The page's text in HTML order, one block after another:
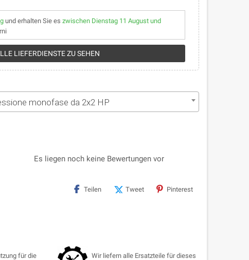
und erhalten Sie es zwischen Dienstag 11 August und
LIEFERDIENSTE ZU SEHEN
monofase da 2x2 HP
Es liegen noch keine Bewertungen vor
Teilen Tweet Pinterest
für die
Wir liefern alle Ersatzteile für dieses